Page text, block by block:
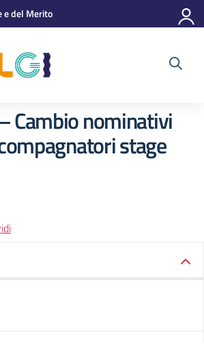
e del Merito
Cambio nominativi
stage